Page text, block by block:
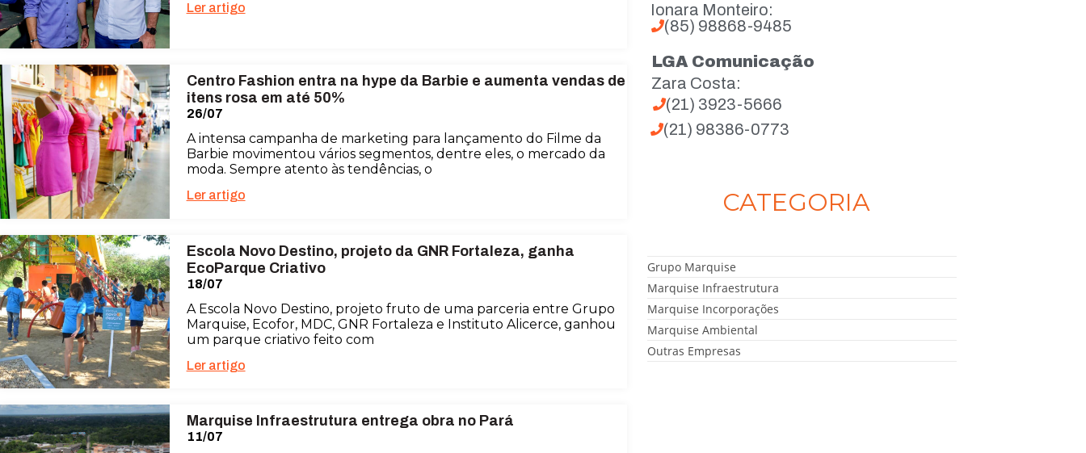
Ler artigo
Centro Fashion entra na hype da Barbie e aumenta vendas de
itens rosa em até 50%
26/07
A intensa campanha de marketing para lançamento do Filme da
Barbie movimentou vários segmentos, dentre eles, o mercado da
moda. Sempre atento às tendências, o
Ler artigo
Escola Novo Destino, projeto da GNR Fortaleza, ganha
EcoParque Criativo
18/07
A Escola Novo Destino, projeto fruto de uma parceria entre Grupo
Marquise, Ecofor, MDC, GNR Fortaleza e Instituto Alicerce, ganhou
um parque criativo feito com
Ler artigo
Marquise Infraestrutura entrega obra no Pará
11/07
Ionara Monteiro:
(85) 98868-9485
LGA Comunicação
Zara Costa:
(21) 3923-5666
(21) 98386-0773
CATEGORIA
Grupo Marquise
Marquise Infraestrutura
Marquise Incorporações
Marquise Ambiental
Outras Empresas